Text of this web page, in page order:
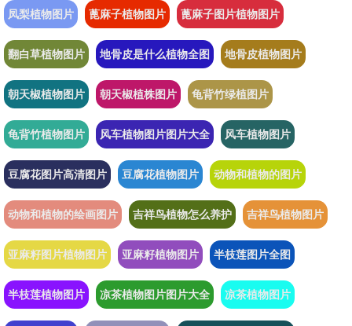
凤梨植物图片 蓖麻子植物图片 蓖麻子图片植物图片
翻白草植物图片 地骨皮是什么植物全图 地骨皮植物图片
朝天椒植物图片 朝天椒植株图片 龟背竹绿植图片
龟背竹植物图片 风车植物图片图片大全 风车植物图片
豆腐花图片高清图片 豆腐花植物图片 动物和植物的图片
动物和植物的绘画图片 吉祥鸟植物怎么养护 吉祥鸟植物图片
亚麻籽图片植物图片 亚麻籽植物图片 半枝莲图片全图
半枝莲植物图片 凉茶植物图片图片大全 凉茶植物图片